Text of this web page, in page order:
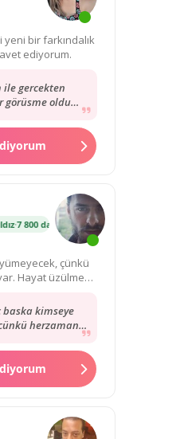
bir farkındalık
ediyorum.
gercekten
görüsme oldu
verdi cok tesekkür
eksik...
7 800 danışmanlık
çünkü
Hayat üzülmek
kimseye
herzaman
rahatlatiyor...